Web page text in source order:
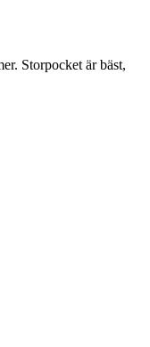
Storpocket är bäst,